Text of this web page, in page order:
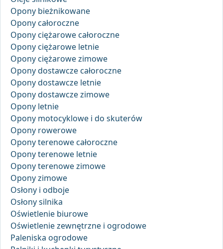
Opony bieżnikowane
Opony całoroczne
Opony ciężarowe całoroczne
Opony ciężarowe letnie
Opony ciężarowe zimowe
Opony dostawcze całoroczne
Opony dostawcze letnie
Opony dostawcze zimowe
Opony letnie
Opony motocyklowe i do skuterów
Opony rowerowe
Opony terenowe całoroczne
Opony terenowe letnie
Opony terenowe zimowe
Opony zimowe
Osłony i odboje
Osłony silnika
Oświetlenie biurowe
Oświetlenie zewnętrzne i ogrodowe
Paleniska ogrodowe